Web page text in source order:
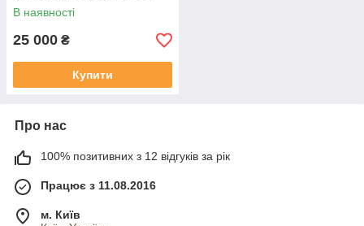
В наявності
25 000 ₴
Купити
Про нас
100% позитивних з 12 відгуків за рік
Працює з 11.08.2016
м. Київ